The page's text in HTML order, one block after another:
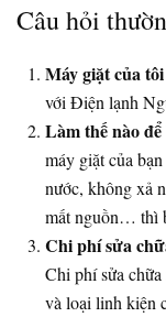
Câu hỏi
Máy giặt của
với Điện lạnh
Làm thế nào
máy giặt của
nước, không xả
mất nguồn… thì
Chi phí sửa
Chi phí sửa
và loại linh kiện